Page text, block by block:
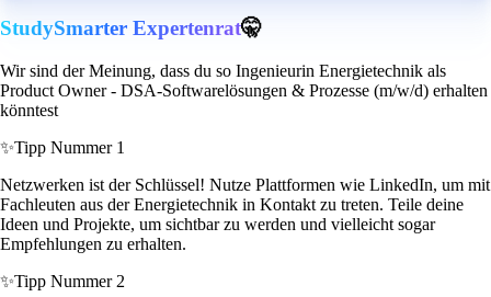
StudySmarter Expertenrat🤫
Wir sind der Meinung, dass du so Ingenieurin Energietechnik als
Product Owner - DSA-Softwarelösungen & Prozesse (m/w/d) erhalten
könntest
✨Tipp Nummer 1
Netzwerken ist der Schlüssel! Nutze Plattformen wie LinkedIn, um mit
Fachleuten aus der Energietechnik in Kontakt zu treten. Teile deine
Ideen und Projekte, um sichtbar zu werden und vielleicht sogar
Empfehlungen zu erhalten.
✨Tipp Nummer 2